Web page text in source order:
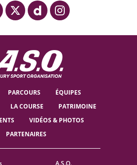
PARCOURS
ÉQUIPES
LA COURSE
PATRIMOINE
VIDÉOS & PHOTOS
PARTENAIRES
A.S.O.